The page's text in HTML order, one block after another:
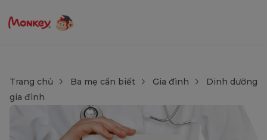
Trang chủ Ba mẹ cần biết Gia đình
Dinh dưỡng
gia đình